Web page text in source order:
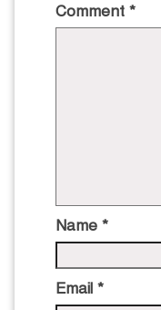
Comment *
Name *
Email *